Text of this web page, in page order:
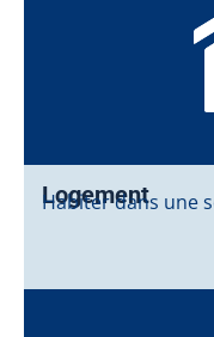
Logement
Habiter dans une